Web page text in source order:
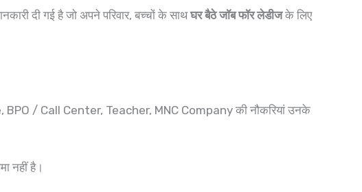
दी गई है जो अपने परिवार, बच्चों के साथघर बैठे जॉब फॉर लेडीजके लिए
BPO / Call Center, Teacher, MNC Company की नौकरियां उनके
नहीं है।